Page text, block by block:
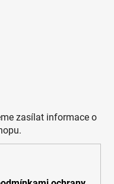
zasílat informace o